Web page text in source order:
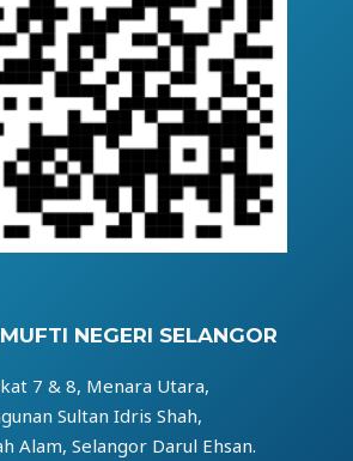
NEGERI SELANGOR
7 & 8, Menara Utara,
Sultan Idris Shah,
Alam, Selangor Darul Ehsan.